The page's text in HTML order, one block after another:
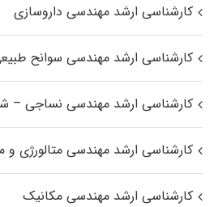
کارشناسی ارشد مهندسی داروسازی
کارشناسی ارشد مهندسی سوانح
کارشناسی ارشد مهندسی نساجی –
کارشناسی ارشد مهندسی متالورژی و
کارشناسی ارشد مهندسی مکانیک